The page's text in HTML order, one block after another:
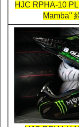
HJC RPHA-10
Mamba"